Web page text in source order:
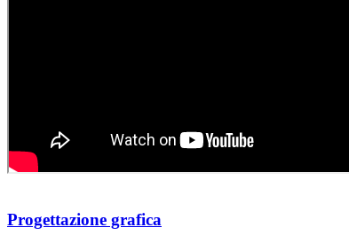
Progettazione grafica